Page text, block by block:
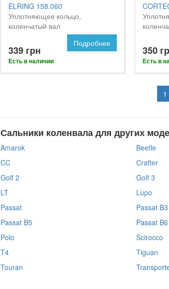
ELRING 158.060
Уплотняющее кольцо,
коленчатый вал
339 грн
Есть в наличии
Подробнее
350
Есть в
1
Сальники коленвала для других
Amarok Beetle
CC
Crafter
Golf 2
Golf 3
LT
Lupo
Passat
Passat B3
Passat B5
Passat B6
Polo
Scirocco
T4
Tiguan
Touran